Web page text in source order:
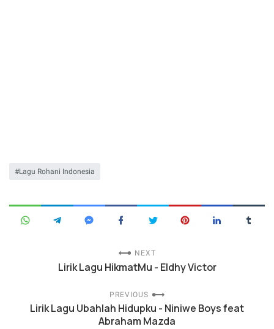
Lagu Rohani Indonesia
NEXT
Lirik Lagu HikmatMu - Eldhy Victor
PREVIOUS
Lirik Lagu Ubahlah Hidupku - Niniwe Boys feat
Abraham Mazda